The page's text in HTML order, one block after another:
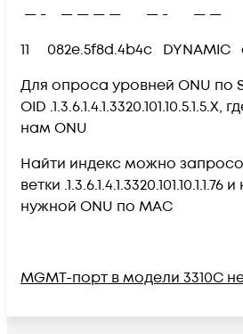
— - — — — — — - — —
11 082e.5f8d.4b4c DYNAMIC
Для опроса уровней ONU по
OID
нам ONU
Найти индекс можно
ветки
нужной ONU по МАС
MGMT-порт в модели 3310C